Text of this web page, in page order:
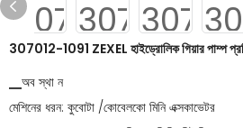
307012-1091 ZEXEL হাইড্রোলিক গিয়ার পাম্প
▁অব স্থা ন
মেশিনের ধরন: কুবোটা /কোবেলকো মিনি এক্সকাভেটর